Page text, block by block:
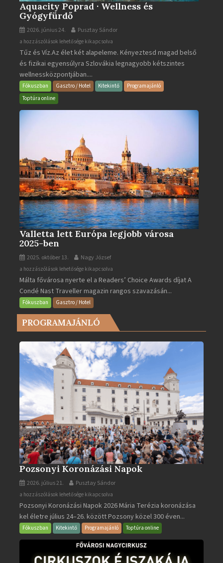
Aquacity Poprad · Wellness és
Gyógyfürdő
2026. június 24. Pusztay Sándor
Aquacity
Poprad
·
Wellness
és
Gyógyfürdő
a hozzászólások lehetősége kikapcsolva
Tűz és Víz.Az élet két alapeleme. Kényeztesd magad belső
és fizikai egyensúlyra Szlovákia legnagyobb kétszintes
wellnessközpontjában....
Fókuszban Gasztro / Hotel Kitekintő
Programajánló
Toptúra online
Valletta lett Európa legjobb városa
2025-ben
2025. október 13. Nagy József
Valletta
lett
Európa
legjobb
városa
2025-
bejegyzéshez
a hozzászólások lehetősége kikapcsolva
Málta fővárosa nyerte el a Readers’ Choice Awards díjat A
Condé Nast Traveller magazin rangos szavazásán...
Fókuszban Gasztro / Hotel
PROGRAMAJÁNLÓ
Pozsonyi Koronázási Napok
2026. július 21. Pusztay Sándor
Pozsonyi
Koronázási
Napok
bejegyzéshez
a hozzászólások lehetősége kikapcsolva
Pozsonyi Koronázási Napok 2026 Mária Terézia koronázása
kel életre július 24–26. között Pozsony közel 300 éven...
Fókuszban Kitekintő Programajánló Toptúra online